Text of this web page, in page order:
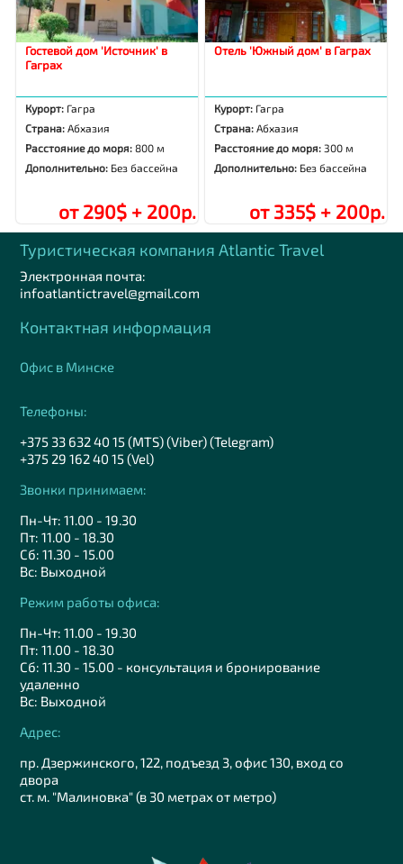
Гостевой дом 'Источник' в
Гаграх
Курорт: Гагра
Страна: Абхазия
Расстояние до моря:800 м
Дополнительно: Без бассейна
от 290$ + 200р.
Отель 'Южный дом' в Гаграх
Курорт: Гагра
Страна: Абхазия
Расстояние до моря: 300 м
Дополнительно: Без бассейна
от 335$ + 200р.
Туристическая компания Аtlantic Travel
Электронная почта:
infoatlantictravel@gmail.com
Контактная информация
Офис в Минске
Телефоны:
+375 33 632 40 15 (MTS) (Viber) (Telegram)
+375 29 162 40 15 (Vel)
Звонки принимаем:
Пн-Чт: 11.00 - 19.30
Пт: 11.00 - 18.30
Сб: 11.30 - 15.00
Вс: Выходной
Режим работы офиса:
Пн-Чт: 11.00 - 19.30
Пт: 11.00 - 18.30
Сб: 11.30 - 15.00 - консультация и бронирование
удаленно
Вс: Выходной
Адрес:
пр. Дзержинского, 122, подъезд 3, офис 130, вход со
двора
ст. м. "Малиновка" (в 30 метрах от метро)